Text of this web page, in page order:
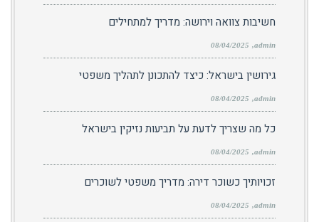
חשיבות צוואה וירושה: מדריך למתחילים
admin
08/04/2025
גירושין בישראל: כיצד להתכונן לתהליך משפטי
admin
08/04/2025
כל מה שצריך לדעת על תביעות נזיקין בישראל
admin
08/04/2025
זכויותיך כשוכר דירה: מדריך משפטי לשוכרים
admin
08/04/2025